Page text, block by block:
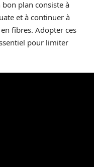
bon plan consiste à
et à continuer à
fibres. Adopter ces
pour limiter